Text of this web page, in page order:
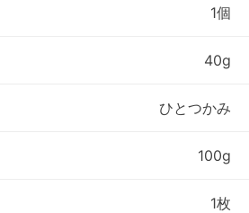
1個
40g
ひとつかみ
100g
1枚